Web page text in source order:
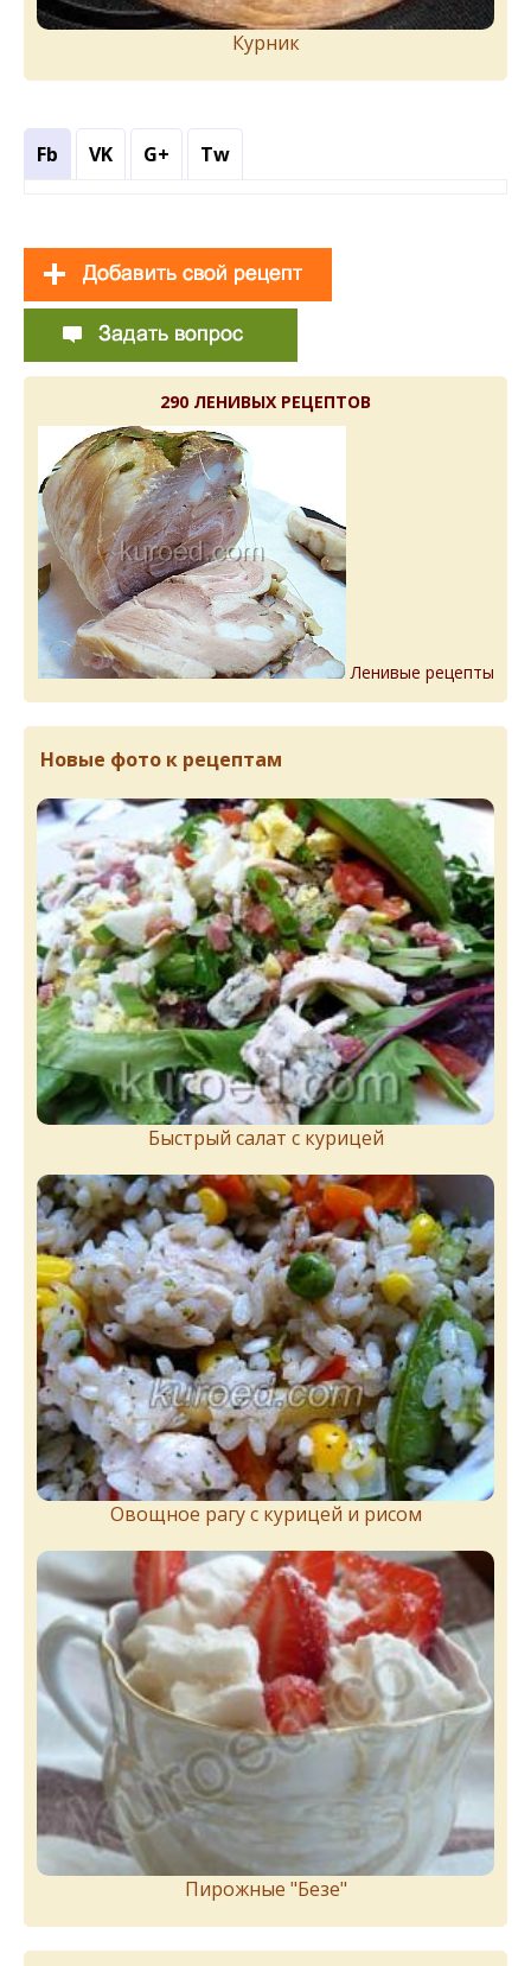
Курник
Fb VK G+ Tw
290 ЛЕНИВЫХ РЕЦЕПТОВ
Ленивые рецепты
Новые фото к рецептам
Быстрый салат с курицей
Овощное рагу с курицей и рисом
Пирожныe "Бeзe"